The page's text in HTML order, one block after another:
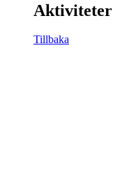
Aktiviteter
Tillbaka